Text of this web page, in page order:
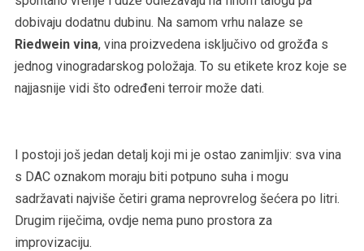
dobivaju dodatnu dubinu. Na samom vrhu nalaze se
Riedwein vina, vina proizvedena isključivo od grožđa s
jednog vinogradarskog položaja. To su etikete kroz koje se
najjasnije vidi što određeni terroir može dati.
I postoji još jedan detalj koji mi je ostao zanimljiv: sva vina
s DAC oznakom moraju biti potpuno suha i mogu
sadržavati najviše četiri grama neprovrelog šećera po litri.
Drugim riječima, ovdje nema puno prostora za
improvizaciju.